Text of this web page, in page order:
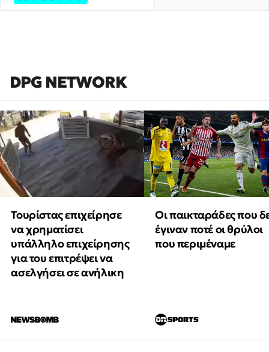
DPG NETWORK
Τουρίστας επιχείρησε
να χρηματίσει
υπάλληλο επιχείρησης
για του επιτρέψει να
ασελγήσει σε ανήλικη
Οι παικταράδες που
έγιναν ποτέ οι θρύλοι
που περιμέναμε